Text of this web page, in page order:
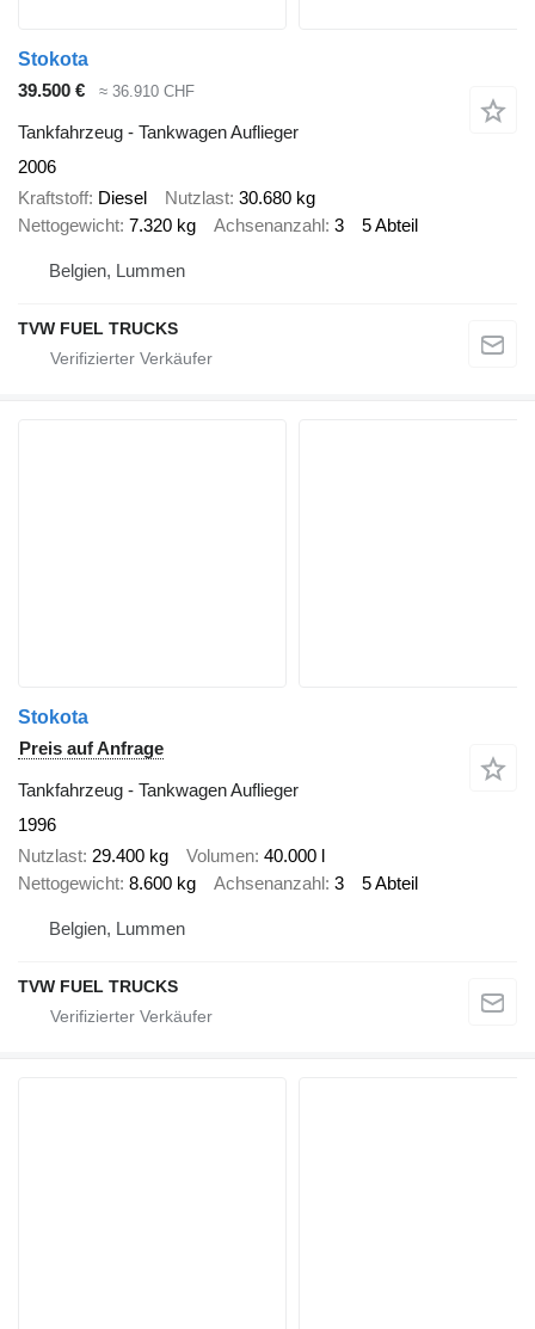
Stokota
39.500 €
≈ 36.910 CHF
Tankfahrzeug - Tankwagen Auflieger
2006
Kraftstoff Diesel Nutzlast 30.680 kg
Nettogewicht 7.320 kg Achsenanzahl 3 5 Abteil
Belgien, Lummen
TVW FUEL TRUCKS
Stokota
Preis auf Anfrage
Tankfahrzeug - Tankwagen Auflieger
1996
Nutzlast 29.400 kg Volumen 40.000 l
Nettogewicht 8.600 kg Achsenanzahl 3 5 Abteil
Belgien, Lummen
TVW FUEL TRUCKS